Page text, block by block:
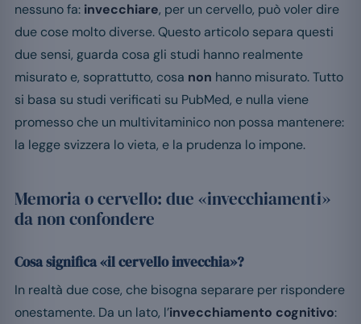
nessuno fa: invecchiare, per un cervello, può voler dire
due cose molto diverse. Questo articolo separa questi
due sensi, guarda cosa gli studi hanno realmente
misurato e, soprattutto, cosa non hanno misurato. Tutto
si basa su studi verificati su PubMed, e nulla viene
promesso che un multivitaminico non possa mantenere:
la legge svizzera lo vieta, e la prudenza lo impone.
Memoria o cervello: due «invecchiamenti»
da non confondere
Cosa significa «il cervello invecchia»?
In realtà due cose, che bisogna separare per rispondere
onestamente. Da un lato, l’invecchiamento cognitivo: